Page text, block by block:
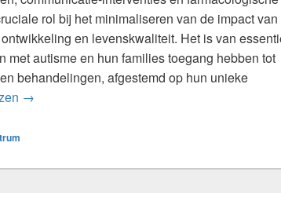
rol bij het minimaliseren van de impact van
en levenskwaliteit. Het is van
met autisme en hun families toegang hebben tot
behandelingen, afgestemd op hun unieke
Het belang van vroege diagnose en
→